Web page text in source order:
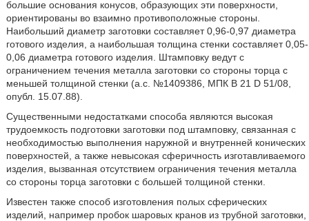
большие основания конусов, образующих эти поверхности,
ориентированы во взаимно противоположные стороны.
Наибольший диаметр заготовки составляет 0,96-0,97 диаметра
готового изделия, а наибольшая толщина стенки составляет 0,05-
0,06 диаметра готового изделия. Штамповку ведут с
ограничением течения металла заготовки со стороны торца с
меньшей толщиной стенки (а.с. №1409386, МПК В 21 D 51/08,
опубл. 15.07.88).
Существенными недостатками способа являются высокая
трудоемкость подготовки заготовки под штамповку, связанная с
необходимостью выполнения наружной и внутренней конических
поверхностей, а также невысокая сферичность изготавливаемого
изделия, вызванная отсутствием ограничения течения металла
со стороны торца заготовки с большей толщиной стенки.
Известен также способ изготовления полых сферических
изделий, например пробок шаровых кранов из трубной заготовки,